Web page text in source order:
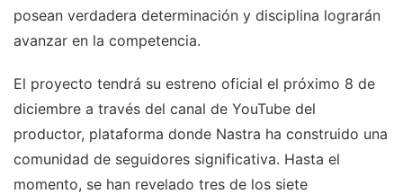
posean verdadera determinación y disciplina lograrán
avanzar en la competencia.
El proyecto tendrá su estreno oficial el próximo 8 de
diciembre a través del canal de YouTube del
productor, plataforma donde Nastra ha construido una
comunidad de seguidores significativa. Hasta el
momento, se han revelado tres de los siete